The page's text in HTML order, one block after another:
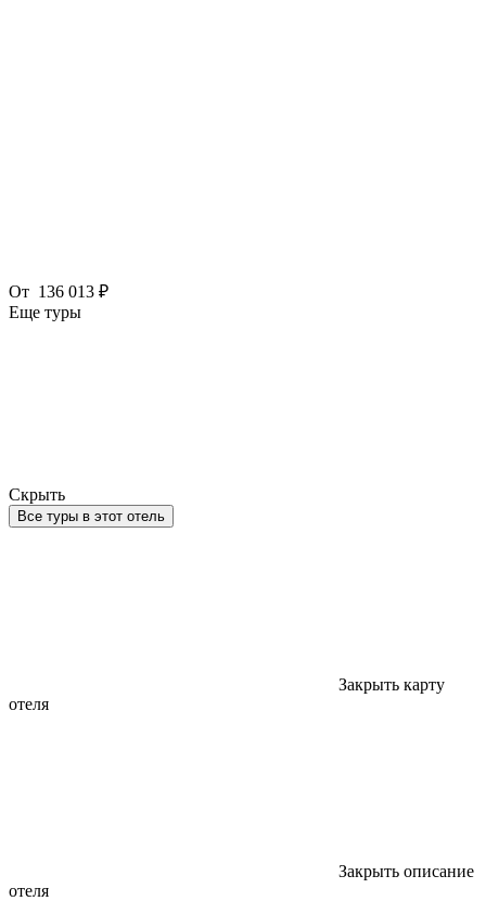
От 136 013 ₽
Еще туры
Скрыть
Все туры в этот отель
Закрыть карту
отеля
Закрыть описание
отеля